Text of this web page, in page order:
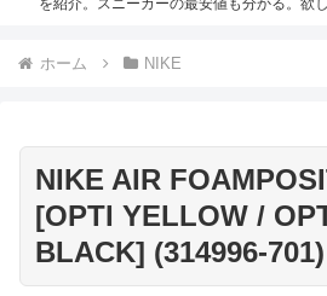
を紹介。スニーカーの最安値も分かる。欲
ホーム NIKE
NIKE AIR
[OPTI YELLOW /
BLACK] (314996-701)